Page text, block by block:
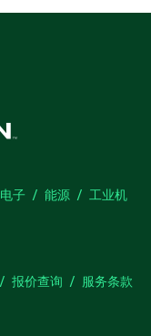
电子 能源
工业机
报价查询
服务条款